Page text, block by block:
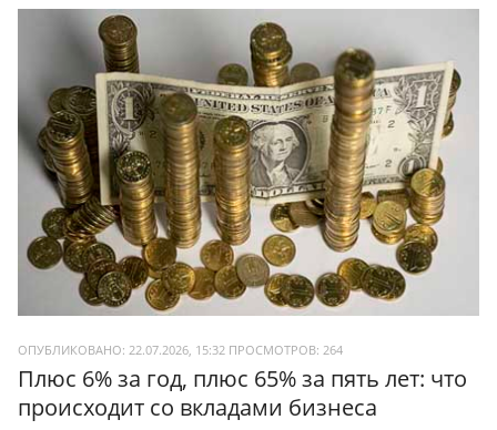
ОПУБЛИКОВАНО: 22.07.2026, 15:32 ПРОСМОТРОВ: 264
Плюс 6% за год, плюс 65% за пять лет: что
происходит со вкладами бизнеса